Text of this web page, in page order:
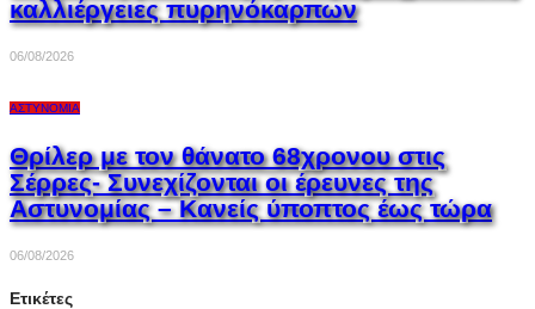
καλλιέργειες πυρηνόκαρπων
06/08/2026
ΑΣΤΥΝΟΜΊΑ
Θρίλερ με τον θάνατο 68χρονου στις
Σέρρες- Συνεχίζονται οι έρευνες της
Αστυνομίας – Κανείς ύποπτος έως τώρα
06/08/2026
Ετικέτες